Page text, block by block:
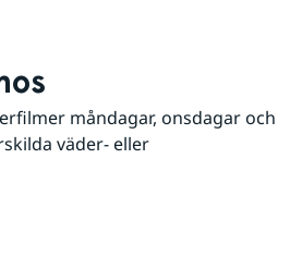
måndagar, onsdagar och
väder- eller